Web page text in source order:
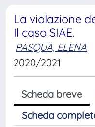
La violazione
Il caso SIAE.
PASQUA, ELENA
2020/2021
Scheda breve
Scheda